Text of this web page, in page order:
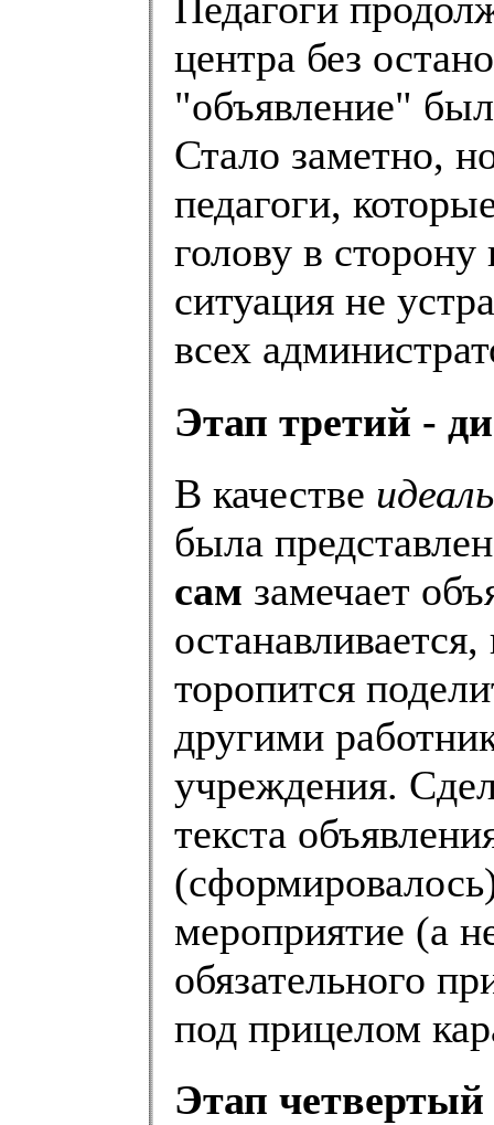
центра без
"объявление"
Стало заметно,
педагоги,
голову в
ситуация не
всех
Этап третий -
В качестве
была
сам замечает
торопится
другими
учреждения.
текста
мероприятие (а
обязательного
под прицелом
Этап